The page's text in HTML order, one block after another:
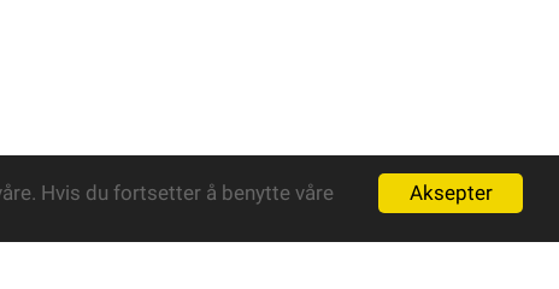
Aksepter
Hvis du fortsetter å benytte våre